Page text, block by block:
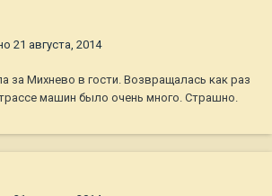
21 августа, 2014
за Михнево в гости. Возвращалась как раз
машин было очень много. Страшно.